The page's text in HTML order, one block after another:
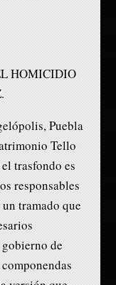
HOMICIDIO
Puebla
Tello
trasfondo es
responsables
tramado que
de